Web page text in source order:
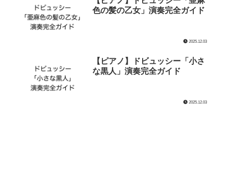
色の髪の乙女」演奏完全ガイド
2025.12.03
【ピアノ】ドビュッシー「小さ
な黒人」演奏完全ガイド
2025.12.03